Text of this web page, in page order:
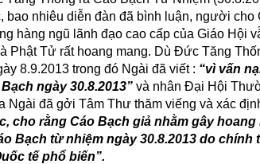
bao nhiêu diễn đàn đã bình luận, người
hàng ngũ lãnh đạo cao cấp của Giáo Hội
Phật Tử rất hoang mang. Dù Đức Tăng
8.9.2013 trong đó Ngài đã viết : “vì vấn
ngày 30.8.2013”và nhân Đại Hội
Ngài đã gởi Tâm Thư thăm viếng và xác
cho rằng Cáo Bạch giả nhằm gây
Bạch từ nhiệm ngày 30.8.2013 do
tế phổ biến”.